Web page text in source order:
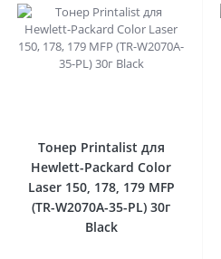
Тонер Printalist для
Hewlett-Packard Color
Laser 150, 178, 179 MFP
(TR-W2070A-35-PL) 30г
Black